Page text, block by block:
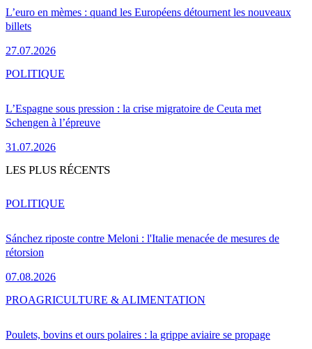
L’euro en mèmes : quand les Européens détournent les nouveaux
billets
27.07.2026
L’Espagne sous pression : la crise migratoire de Ceuta met
Schengen à l’épreuve
31.07.2026
POLITIQUE
LES PLUS RÉCENTS
Sánchez riposte contre Meloni : l'Italie menacée de mesures de
rétorsion
07.08.2026
POLITIQUE
Poulets, bovins et ours polaires : la grippe aviaire se propage
PROAGRICULTURE & ALIMENTATION